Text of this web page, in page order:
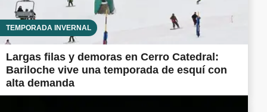
TEMPORADA INVERNAL
Largas filas y demoras en Cerro Catedral:
Bariloche vive una temporada de esquí con
alta demanda